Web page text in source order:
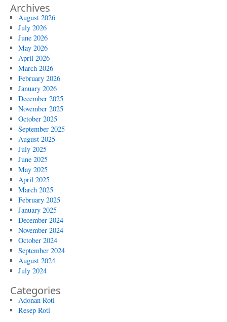
Archives
August 2026
July 2026
June 2026
May 2026
April 2026
March 2026
February 2026
January 2026
December 2025
November 2025
October 2025
September 2025
August 2025
July 2025
June 2025
May 2025
April 2025
March 2025
February 2025
January 2025
December 2024
November 2024
October 2024
September 2024
August 2024
July 2024
Categories
Adonan Roti
Resep Roti